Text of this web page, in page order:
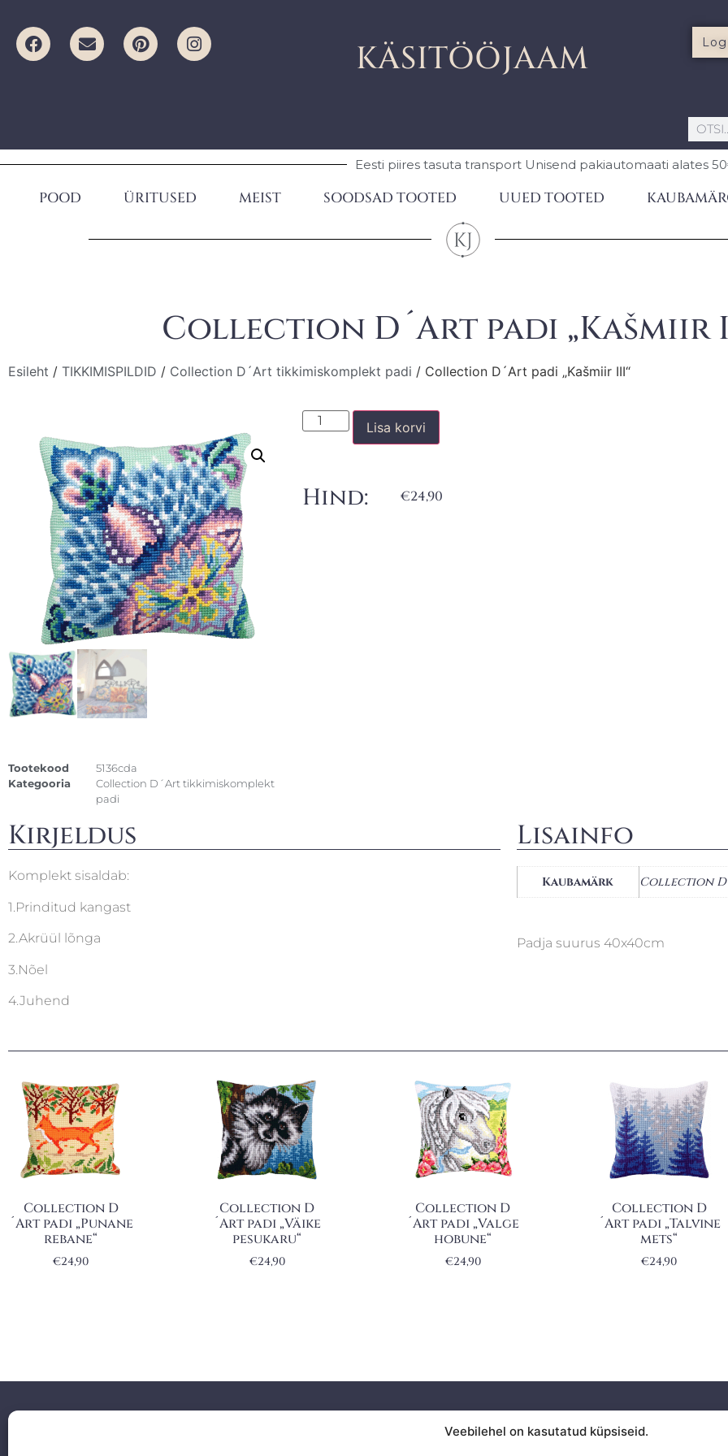
Veebilehel on kasutatud küpsiseid.
KÄSITÖÖJAAM
Eesti piires tasuta transport Unisend pakiautomaati alates
POOD ÜRITUSED MEIST SOODSAD TOOTED UUED TOOTED
Collection D´Art padi „Kašmiir
Esileht / TIKKIMISPILDID / Collection D´Art tikkimiskomplekt padi / Collection D´Art padi „Kašmiir III“
Tootekood
5136cda
Kategooria
Collection D´Art tikkimiskomplekt
padi
Lisa korvi
Hind: €24,90
Kirjeldus
Komplekt sisaldab:
1.Prinditud kangast
2.Akrüül lõnga
3.Nõel
4.Juhend
Lisainfo
Kaubamärk Collection
Padja suurus 40x40cm
Collection D
´Art padi „Punane
rebane“
€24,90
Collection D
´Art padi „Väike
pesukaru“
€24,90
Collection D
´Art padi „Valge
hobune“
€24,90
Collection D
´Art padi „Talvine
mets“
€24,90
Facebook Privaatsuspoliitika